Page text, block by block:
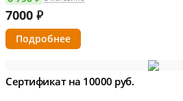
7000 ₽
Подробнее
Сертификат на 10000 руб.